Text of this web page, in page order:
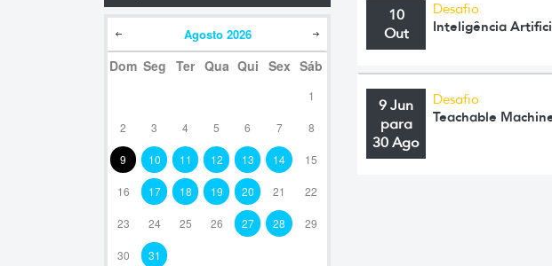
Agosto 2026
Dom Seg Ter Qua Qui Sex Sáb
1
2 3 4 5 6 7 8
9 10 11 12 13 14 15
16 17 18 19 20 21 22
23 24 25 26 27 28 29
30 31
10
Out
Desafio
Inteligência
9 Jun
para
30 Ago
Desafio
Teachable